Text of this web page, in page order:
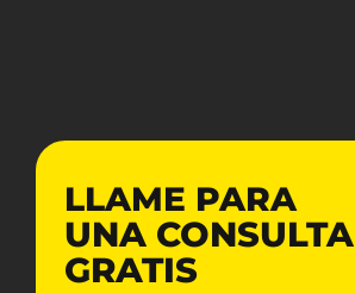
LLAME PARA
UNA CONSULTA
GRATIS